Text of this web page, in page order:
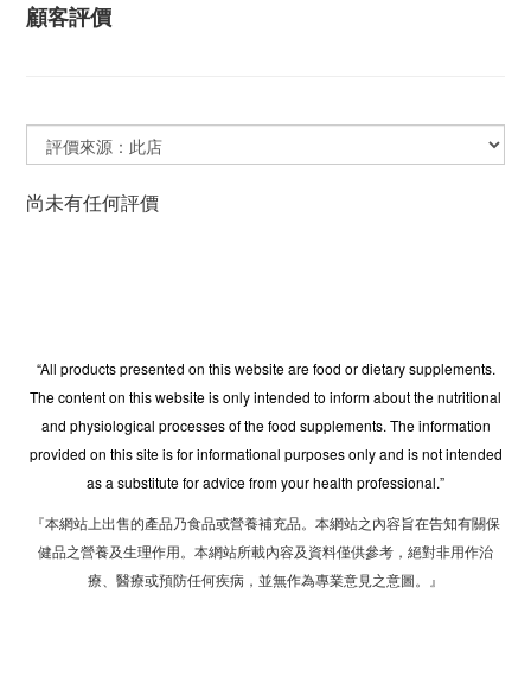
顧客評價
尚未有任何評價
“All products presented on this website are food or dietary supplements.
The content on this website is only intended to inform about the nutritional
and physiological processes of the food supplements. The information
provided on this site is for informational purposes only and is not intended
as a substitute for advice from your health professional.”
『本網站上出售的產品乃食品或營養補充品。本網站之內容旨在告知有關保
健品之營養及生理作用。本網站所載內容及資料僅供參考，絕對非用作治
療、醫療或預防任何疾病，並無作為專業意見之意圖。』